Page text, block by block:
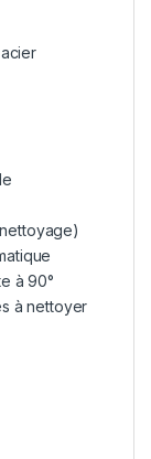
à 90°
à nettoyer